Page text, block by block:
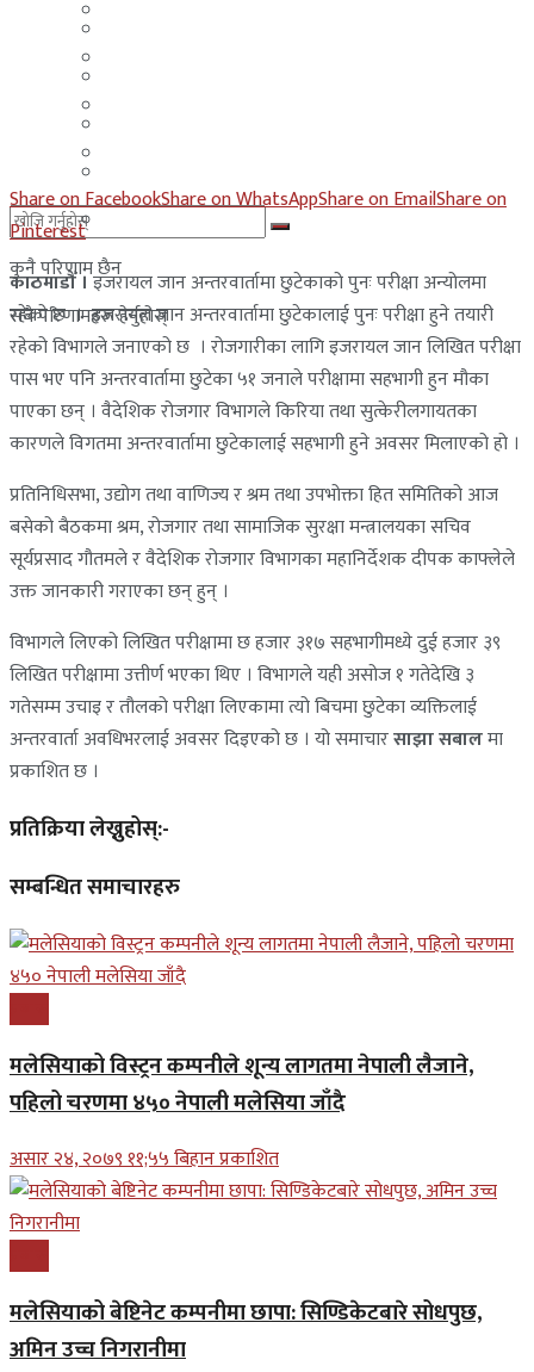
कुनै परिणाम छैन
सबै परिणामहरू हेर्नुहोस्
Share on FacebookShare on WhatsAppShare on EmailShare on
Pinterest
काठमाडौँ ।इजरायल जान अन्तरवार्तामा छुटेकाको पुनः परीक्षा अन्योलमा
रहेको छ । इजरायल जान अन्तरवार्तामा छुटेकालाई पुनः परीक्षा हुने तयारी
रहेको विभागले जनाएको छ । रोजगारीका लागि इजरायल जान लिखित परीक्षा
पास भए पनि अन्तरवार्तामा छुटेका ५१ जनाले परीक्षामा सहभागी हुन मौका
पाएका छन् । वैदेशिक रोजगार विभागले किरिया तथा सुत्केरीलगायतका
कारणले विगतमा अन्तरवार्तामा छुटेकालाई सहभागी हुने अवसर मिलाएको हो ।
प्रतिनिधिसभा, उद्योग तथा वाणिज्य र श्रम तथा उपभोक्ता हित समितिको आज
बसेको बैठकमा श्रम, रोजगार तथा सामाजिक सुरक्षा मन्त्रालयका सचिव
सूर्यप्रसाद गौतमले र वैदेशिक रोजगार विभागका महानिर्देशक दीपक काफ्लेले
उक्त जानकारी गराएका छन् हुन् ।
विभागले लिएको लिखित परीक्षामा छ हजार ३१७ सहभागीमध्ये दुई हजार ३९
लिखित परीक्षामा उत्तीर्ण भएका थिए । विभागले यही असोज १ गतेदेखि ३
गतेसम्म उचाइ र तौलको परीक्षा लिएकामा त्यो बिचमा छुटेका व्यक्तिलाई
अन्तरवार्ता अवधिभरलाई अवसर दिइएको छ । यो समाचारसाझा सबालमा
प्रकाशित छ ।
प्रतिक्रिया लेख्नुहोस्:-
सम्बन्धित समाचारहरु
मलेसियाको विस्ट्रन कम्पनीले शून्य लागतमा नेपाली लैजाने,
पहिलो चरणमा ४५० नेपाली मलेसिया जाँदै
असार २४, २०७९ ११;५५ बिहान प्रकाशित
मलेसियाको बेष्टिनेट कम्पनीमा छापा: सिण्डिकेटबारे सोधपुछ,
अमिन उच्च निगरानीमा